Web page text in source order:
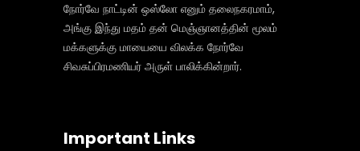
நோர்வே நாட்டின் ஒஸ்லோ எனும் தலைநகரமாம்,
அங்கு இந்து மதம் தன் மெஞ்ஞானத்தின் மூலம்
மக்களுக்கு மாயையை விலக்க நோர்வே
சிவசுப்பிரமணியர் அருள் பாலிக்கின்றார்.
Important Links